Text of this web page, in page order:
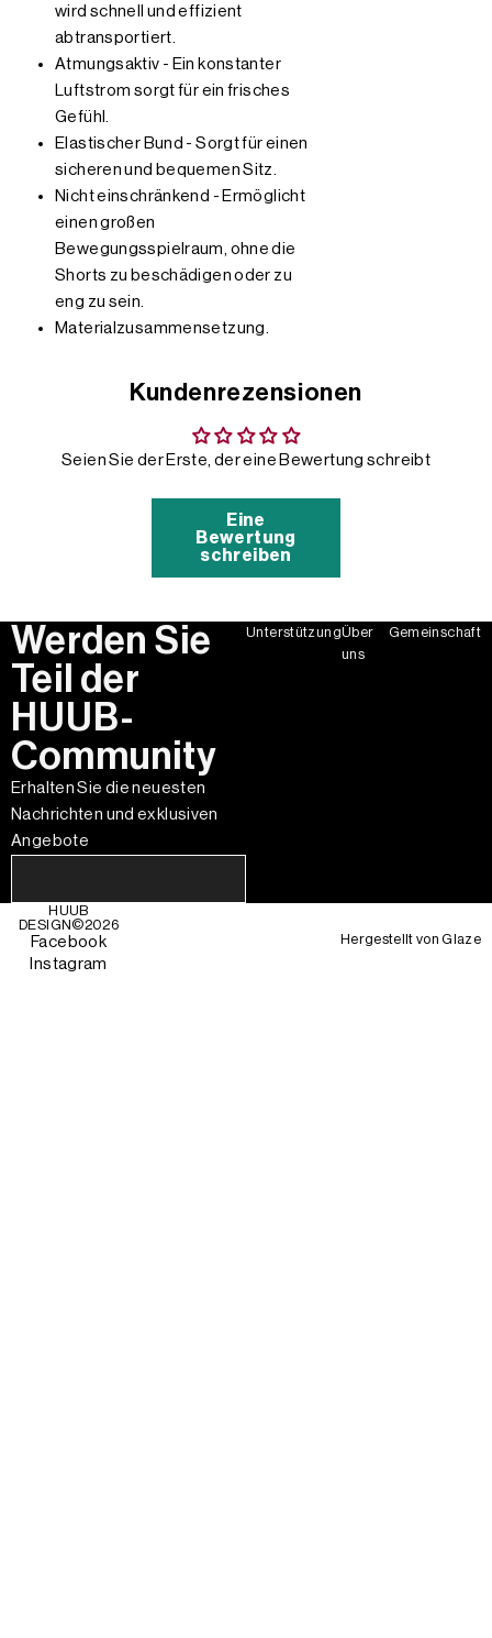
wird schnell und effizient
abtransportiert.
Atmungsaktiv - Ein konstanter
Luftstrom sorgt für ein frisches
Gefühl.
Elastischer Bund - Sorgt für einen
sicheren und bequemen Sitz.
Nicht einschränkend - Ermöglicht
einen großen
Bewegungsspielraum, ohne die
Shorts zu beschädigen oder zu
eng zu sein.
Materialzusammensetzung.
Kundenrezensionen
Seien Sie der Erste, der eine Bewertung schreibt
Eine
Bewertung
schreiben
Werden Sie
Teil der
HUUB-
Community
Erhalten Sie die neuesten
Nachrichten und exklusiven
Angebote
UnterstützungÜber
uns
Gemeinschaft
HUUB
DESIGN©2026
Facebook
Instagram
Hergestellt vonGlaze